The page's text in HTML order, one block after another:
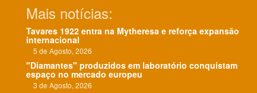
Mais notícias:
Tavares 1922 entra na Mytheresa e reforça expansão
internacional
5 de Agosto, 2026
"Diamantes" produzidos em laboratório conquistam
espaço no mercado europeu
3 de Agosto, 2026